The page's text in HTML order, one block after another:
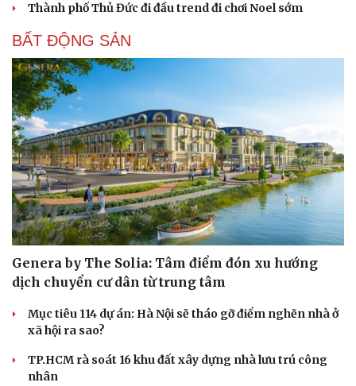
Thành phố Thủ Đức đi đầu trend đi chơi Noel sớm
BẤT ĐỘNG SẢN
Genera by The Solia: Tâm điểm đón xu hướng
dịch chuyển cư dân từ trung tâm
Mục tiêu 114 dự án: Hà Nội sẽ tháo gỡ điểm nghẽn nhà ở
xã hội ra sao?
TP.HCM rà soát 16 khu đất xây dựng nhà lưu trú công
nhân